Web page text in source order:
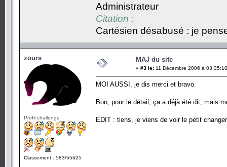
Administrateur
Citation :
Cartésien désabusé : je
zours
Profil challenge
Classement : 583/55625
MAJ du site
« #3 le: 11 Décembre 2006 à
MOI AUSSI, je dis merci et bravo.
Bon, pour le détail, ça a déjà été dit, mais
EDIT : tiens, je viens de voir le petit